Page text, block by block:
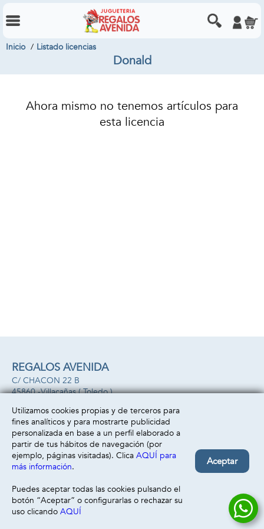
Inicio Listado licencias
Donald
Ahora mismo no tenemos artículos para
esta licencia
REGALOS AVENIDA
C/ CHACON 22 B
45860 -Villacañas( Toledo )
Información
Aviso legal
Política de privacidad
Política de cookies
Atención al cliente
Envío y devolución
Utilizamos cookies propias y de terceros para
fines analíticos y para mostrarte publicidad
personalizada en base a un perfil elaborado a
partir de tus hábitos de navegación (por
ejemplo, páginas visitadas). Clica AQUÍ para
más información.
Puedes aceptar todas las cookies pulsando el
botón “Aceptar” o configurarlas o rechazar su
uso clicando AQUÍ
Aceptar